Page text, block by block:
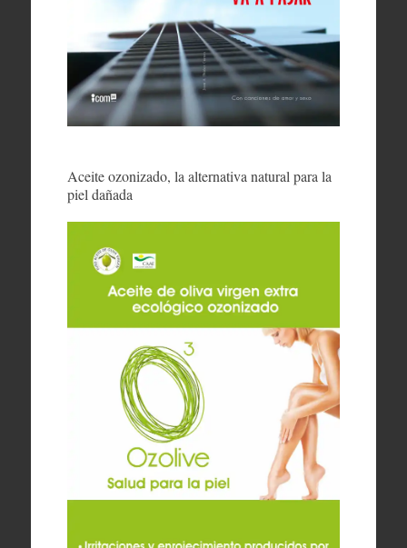
Aceite ozonizado, la alternativa natural para la
piel dañada